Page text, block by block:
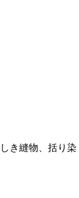
き縫物、括り染